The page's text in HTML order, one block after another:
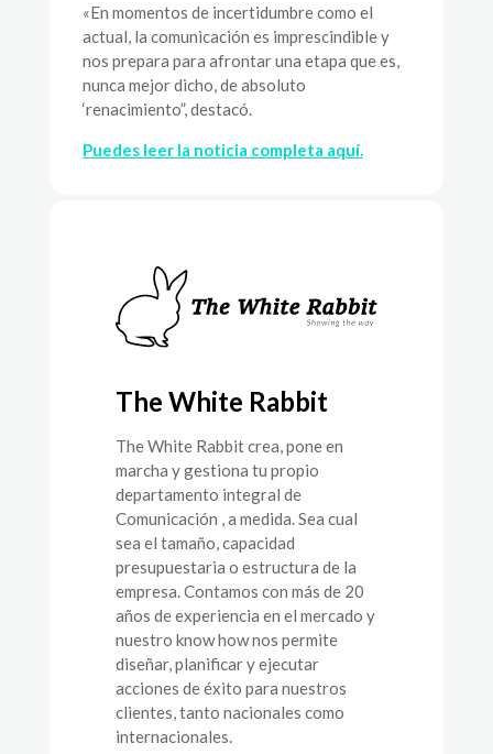
«En momentos de incertidumbre como el
actual, la comunicación es imprescindible y
nos prepara para afrontar una etapa que es,
nunca mejor dicho, de absoluto
‘renacimiento”, destacó.
Puedes leer la noticia completa aquí.
The White Rabbit
The White Rabbit crea, pone en
marcha y gestiona tu propio
departamento integral de
Comunicación , a medida. Sea cual
sea el tamaño, capacidad
presupuestaria o estructura de la
empresa. Contamos con más de 20
años de experiencia en el mercado y
nuestro know how nos permite
diseñar, planificar y ejecutar
acciones de éxito para nuestros
clientes, tanto nacionales como
internacionales.